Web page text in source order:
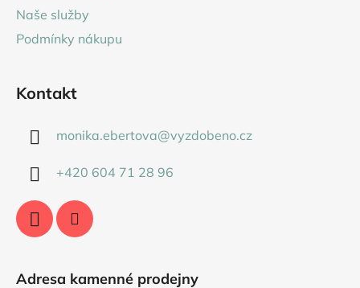
Naše služby
Podmínky nákupu
Kontakt
monika.ebertova@vyzdobeno.cz
+420 604 71 28 96
Adresa kamenné prodejny